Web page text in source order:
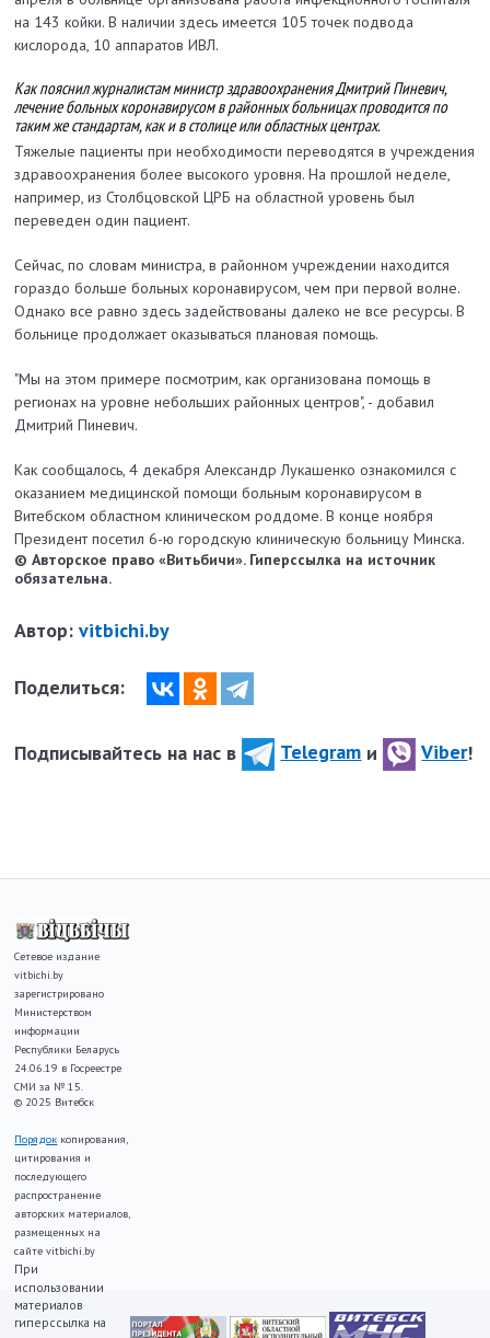
на 143 койки. В наличии здесь имеется 105 точек подвода
кислорода, 10 аппаратов ИВЛ.
Как пояснил журналистам министр здравоохранения Дмитрий Пиневич,
лечение больных коронавирусом в районных больницах проводится по
таким же стандартам, как и в столице или областных центрах.
Тяжелые пациенты при необходимости переводятся в учреждения
здравоохранения более высокого уровня. На прошлой неделе,
например, из Столбцовской ЦРБ на областной уровень был
переведен один пациент.
Сейчас, по словам министра, в районном учреждении находится
гораздо больше больных коронавирусом, чем при первой волне.
Однако все равно здесь задействованы далеко не все ресурсы. В
больнице продолжает оказываться плановая помощь.
"Мы на этом примере посмотрим, как организована помощь в
регионах на уровне небольших районных центров", - добавил
Дмитрий Пиневич.
Как сообщалось, 4 декабря Александр Лукашенко ознакомился с
оказанием медицинской помощи больным коронавирусом в
Витебском областном клиническом роддоме. В конце ноября
Президент посетил 6-ю городскую клиническую больницу Минска.
© Авторское право «Витьбичи». Гиперссылка на источник
обязательна.
Автор:vitbichi.by
Поделиться:
Подписывайтесь на нас в Telegram и Viber!
Сетевое издание
vitbichi.by
зарегистрировано
Министерством
информации
Республики Беларусь
24.06.19 в Госреестре
СМИ за № 15.
© 2025 Витебск
Порядок копирования,
цитирования и
последующего
распространение
авторских материалов,
размещенных на
сайте vitbichi.by
При
использовании
материалов
гиперссылка на